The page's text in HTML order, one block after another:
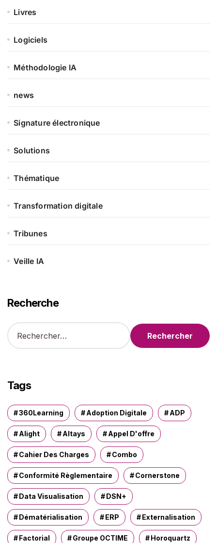
Livres
Logiciels
Méthodologie IA
news
Signature électronique
Solutions
Thématique
Transformation digitale
Tribunes
Veille IA
Recherche
R
e
r
c
e
Tags
360Learning Adoption Digitale ADP
Alight Altays Appel D'offre
Cahier Des Charges Combo
Conformité Règlementaire Cornerstone
Data Visualisation DSN+
Dématérialisation ERP Externalisation
Factorial Groupe OCTIME Horoquartz